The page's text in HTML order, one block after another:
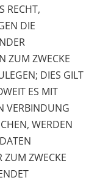
RECHT,
DIE
ZUM ZWECKE
DIES GILT
ES MIT
VERBINDUNG
WERDEN
ZUM ZWECKE